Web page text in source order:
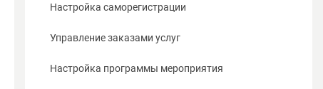
Настройка саморегистрации
Управление заказами услуг
Настройка программы мероприятия